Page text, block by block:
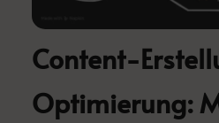
Content-
Optimierung: